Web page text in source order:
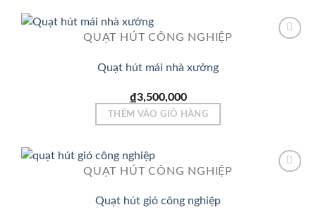
QUẠT HÚT CÔNG NGHIỆP
Quạt hút mái nhà xưởng
₫3,500,000
THÊM VÀO GIỎ HÀNG
QUẠT HÚT CÔNG NGHIỆP
Quạt hút gió công nghiệp